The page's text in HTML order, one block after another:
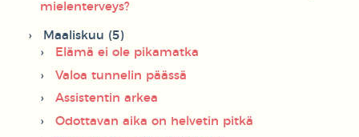
mielenterveys?
Maaliskuu (5)
Elämä ei ole pikamatka
Valoa tunnelin päässä
Assistentin arkea
Odottavan aika on helvetin pitkä